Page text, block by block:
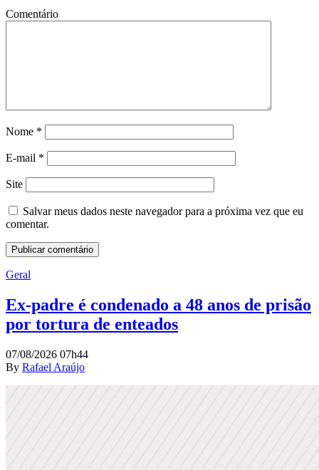
Comentário
Nome *
E-mail *
Site
Salvar meus dados neste navegador para a próxima vez que eu
comentar.
Geral
Ex-padre é condenado a 48 anos de prisão
por tortura de enteados
07/08/2026 07h44
By Rafael Araújo